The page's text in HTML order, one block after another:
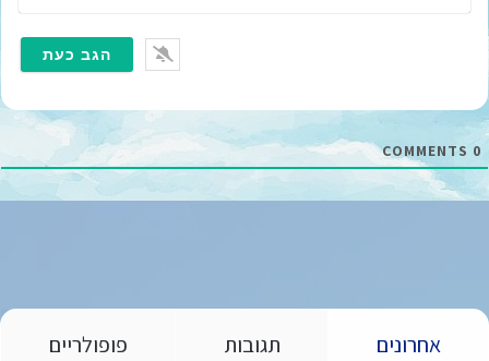
י
ל
0
אחרונים תגובות פופולריים